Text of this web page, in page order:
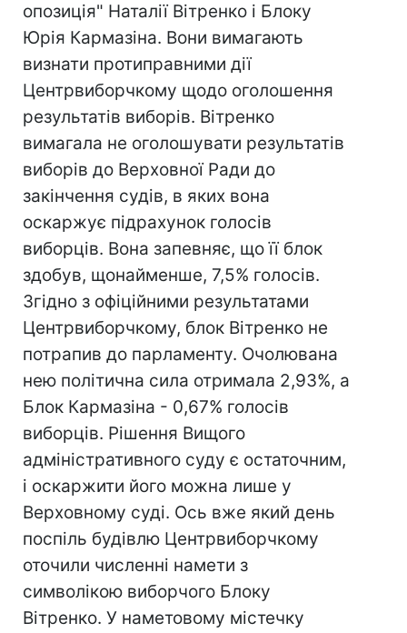
опозиція" Наталії Вітренко і Блоку
Юрія Кармазіна. Вони вимагають
визнати протиправними дії
Центрвиборчкому щодо оголошення
результатів виборів. Вітренко
вимагала не оголошувати результатів
виборів до Верховної Ради до
закінчення судів, в яких вона
оскаржує підрахунок голосів
виборців. Вона запевняє, що її блок
здобув, щонайменше, 7,5% голосів.
Згідно з офіційними результатами
Центрвиборчкому, блок Вітренко не
потрапив до парламенту. Очолювана
нею політична сила отримала 2,93%, а
Блок Кармазіна - 0,67% голосів
виборців. Рішення Вищого
адміністративного суду є остаточним,
і оскаржити його можна лише у
Верховному суді. Ось вже який день
поспіль будівлю Центрвиборчкому
оточили численні намети з
символікою виборчого Блоку
Вітренко. У наметовому містечку